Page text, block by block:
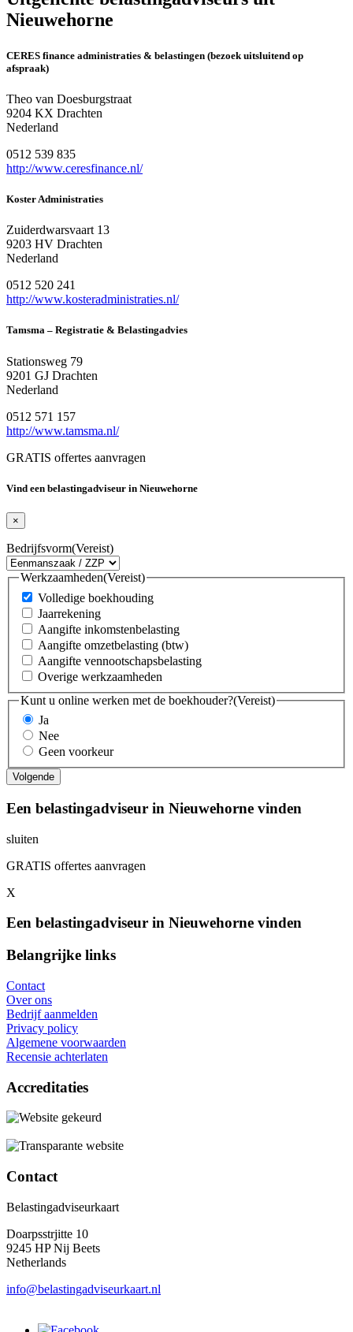
Nieuwehorne
CERES finance administraties & belastingen (bezoek uitsluitend op
afspraak)
Theo van Doesburgstraat
9204 KX Drachten
Nederland
0512 539 835
http://www.ceresfinance.nl/
Koster Administraties
Zuiderdwarsvaart 13
9203 HV Drachten
Nederland
0512 520 241
http://www.kosteradministraties.nl/
Tamsma – Registratie & Belastingadvies
Stationsweg 79
9201 GJ Drachten
Nederland
0512 571 157
http://www.tamsma.nl/
GRATIS offertes aanvragen
Vind een belastingadviseur in Nieuwehorne
×
Bedrijfsvorm(Vereist)
Werkzaamheden(Vereist)
Volledige boekhouding
Jaarrekening
Aangifte inkomstenbelasting
Aangifte omzetbelasting (btw)
Aangifte vennootschapsbelasting
Overige werkzaamheden
Kunt u online werken met de boekhouder?(Vereist)
Ja
Nee
Geen voorkeur
Een belastingadviseur in Nieuwehorne vinden
sluiten
GRATIS offertes aanvragen
X
Een belastingadviseur in Nieuwehorne vinden
Belangrijke links
Contact
Over ons
Bedrijf aanmelden
Privacy policy
Algemene voorwaarden
Recensie achterlaten
Accreditaties
Contact
Belastingadviseurkaart
Doarpsstrjitte 10
9245 HP Nij Beets
Netherlands
info@belastingadviseurkaart.nl